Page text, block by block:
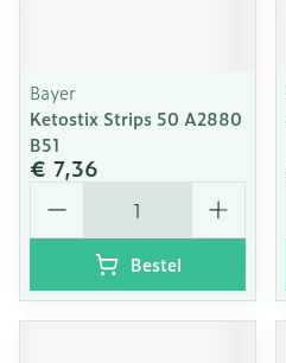
Bayer
Ketostix Strips 50 A2880
B51
€ 7,36
Aantal
Bestel